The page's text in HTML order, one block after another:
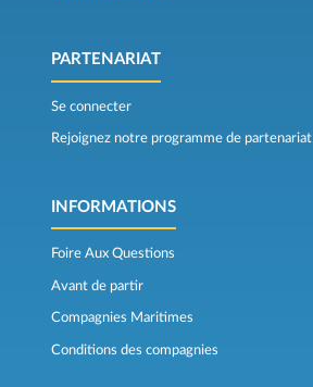
PARTENARIAT
Se connecter
Rejoignez notre programme de partenariat
INFORMATIONS
Foire Aux Questions
Avant de partir
Compagnies Maritimes
Conditions des compagnies